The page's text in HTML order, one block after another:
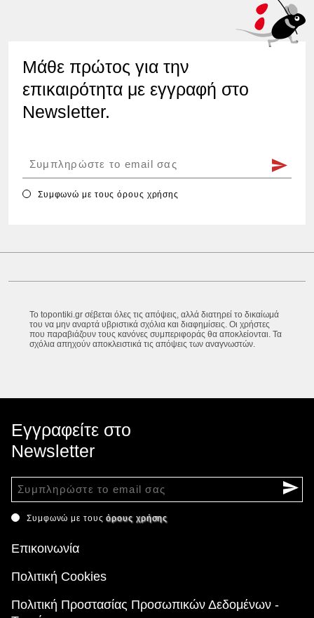
Μάθε πρώτος για την
επικαιρότητα με εγγραφή στο
Newsletter.
Συμφωνώ με τουςόρους χρήσης
Το topontiki.gr σέβεται όλες τις απόψεις, αλλά διατηρεί το δικαίωμά
του να μην αναρτά υβριστικά σχόλια και διαφημίσεις. Οι χρήστες
που παραβιάζουν τους κανόνες συμπεριφοράς θα αποκλείονται. Τα
σχόλια απηχούν αποκλειστικά τις απόψεις των αναγνωστών.
Εγγραφείτε στο
Newsletter
Συμφωνώ με τουςόρους χρήσης
Επικοινωνία
Πολιτική Cookies
Πολιτική Προστασίας Προσωπικών Δεδομένων -